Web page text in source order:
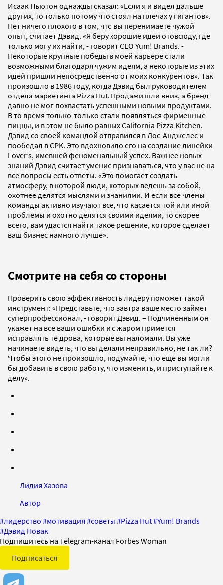
Исаак Ньютон однажды сказал: «Если я и видел дальше
других, то только потому что стоял на плечах у гигантов».
Нет ничего плохого в том, что вы перенимаете чужой
опыт, считает Дэвид. «Я беру хорошие идеи отовсюду, где
только могу их найти, - говорит СЕО Yum! Brands. -
Некоторые крупные победы в моей карьере стали
возможными благодаря чужим идеям, а некоторые из этих
идей пришли непосредственно от моих конкурентов». Так
произошло в 1986 году, когда Дэвид был руководителем
отдела маркетинга Pizza Hut. Продажи шли вниз, а бренд
давно не мог похвастать успешными новыми продуктами.
В то время только-только стали появляться фирменные
пиццы, и в этом не было равных California Pizza Kitchen.
Дэвид со своей командой отправился в Лос-Анджелес и
пообедал в CPK. Это вдохновило его на создание линейки
Lover’s, имевшей феноменальный успех. Важнее новых
знаний Дэвид считает умение признаваться, что у вас не на
все вопросы есть ответы. «Это помогает создать
атмосферу, в которой люди, которых ведешь за собой,
охотнее делятся мыслями и знаниями. И если все члены
команды активно изучают все, что касается той или иной
проблемы и охотно делятся своими идеями, то скорее
всего, вам удастся найти такое решение, которое сделает
ваш бизнес намного лучше».
Смотрите на себя со стороны
Проверить свою эффективность лидеру поможет такой
инструмент: «Представьте, что завтра ваше место займет
суперпрофессионал, - говорит Дэвид. – Подчиненным он
укажет на все ваши ошибки и с жаром примется
исправлять те дрова, которые вы наломали. Вы уже
начинаете видеть, что вы делали неправильно, не так ли?
Чтобы этого не произошло, подумайте, что еще вы могли
бы добавить в свою работу, что изменить, и приступайте к
делу».
Лидия Хазова
Автор
#лидерство #мотивация #советы #Pizza Hut#Yum! Brands
#Дэвид Новак
Подпишитесь на Telegram-канал Forbes Woman
Подписаться